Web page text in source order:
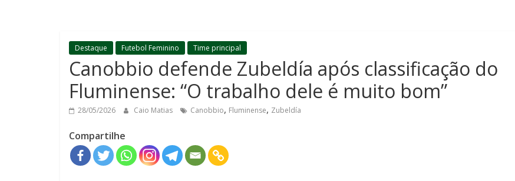
Destaque Futebol Feminino Time principal
Canobbio defende Zubeldía após classificação do
Fluminense: “O trabalho dele é muito bom”
28/05/2026 Caio Matias Canobbio, Fluminense, Zubeldía
Compartilhe